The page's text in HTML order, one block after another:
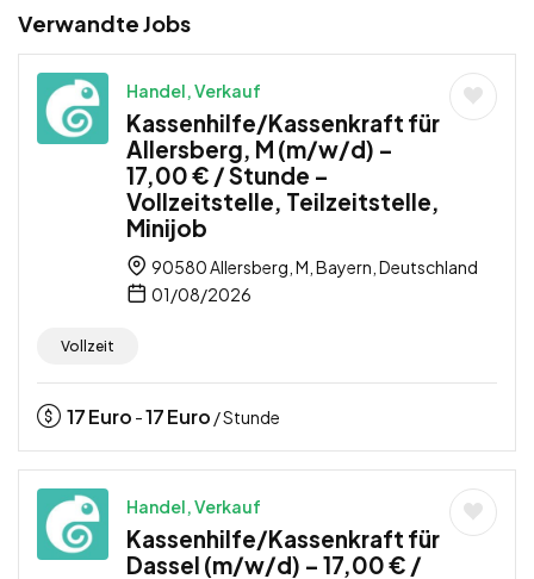
Verwandte Jobs
Handel, Verkauf
Kassenhilfe/Kassenkraft für
Allersberg, M (m/w/d) –
17,00 € / Stunde –
Vollzeitstelle, Teilzeitstelle,
Minijob
90580 Allersberg, M, Bayern, Deutschland
01/08/2026
Vollzeit
17Euro -17Euro / Stunde
Handel, Verkauf
Kassenhilfe/Kassenkraft für
Dassel (m/w/d) – 17,00 € /